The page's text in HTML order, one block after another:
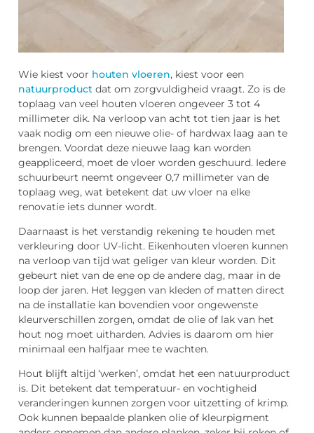
Wie kiest voor houten vloeren, kiest voor een
natuurproduct dat om zorgvuldigheid vraagt. Zo is de
toplaag van veel houten vloeren ongeveer 3 tot 4
millimeter dik. Na verloop van acht tot tien jaar is het
vaak nodig om een nieuwe olie- of hardwax laag aan te
brengen. Voordat deze nieuwe laag kan worden
geappliceerd, moet de vloer worden geschuurd. Iedere
schuurbeurt neemt ongeveer 0,7 millimeter van de
toplaag weg, wat betekent dat uw vloer na elke
renovatie iets dunner wordt.
Daarnaast is het verstandig rekening te houden met
verkleuring door UV-licht. Eikenhouten vloeren kunnen
na verloop van tijd wat geliger van kleur worden. Dit
gebeurt niet van de ene op de andere dag, maar in de
loop der jaren. Het leggen van kleden of matten direct
na de installatie kan bovendien voor ongewenste
kleurverschillen zorgen, omdat de olie of lak van het
hout nog moet uitharden. Advies is daarom om hier
minimaal een halfjaar mee te wachten.
Hout blijft altijd ‘werken’, omdat het een natuurproduct
is. Dit betekent dat temperatuur- en vochtigheid
veranderingen kunnen zorgen voor uitzetting of krimp.
Ook kunnen bepaalde planken olie of kleurpigment